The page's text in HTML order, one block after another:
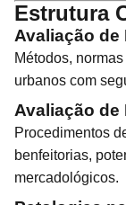
Estrutura
Avaliação de
Métodos,
urbanos com
Avaliação de
Procedimentos
benfeitorias,
mercadológicos.